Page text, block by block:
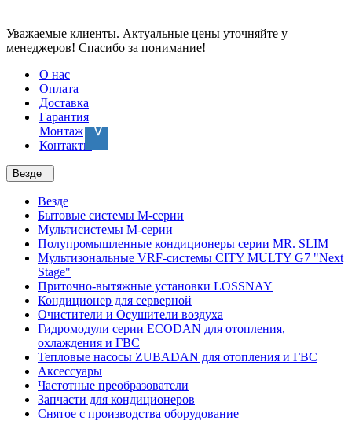
Уважаемые клиенты. Актуальные цены уточняйте у
менеджеров! Спасибо за понимание!
О нас
Оплата
Доставка
Гарантия
Монтаж
Контакты
Везде
Везде
Бытовые системы M-серии
Мультисистемы M-серии
Полупромышленные кондиционеры серии MR. SLIM
Мультизональные VRF-системы CITY MULTY G7 "Next
Stage"
Приточно-вытяжные установки LOSSNAY
Кондиционер для серверной
Очистители и Осушители воздуха
Гидромодули серии ECODAN для отопления,
охлаждения и ГВС
Тепловые насосы ZUBADAN для отопления и ГВС
Аксесcуары
Частотные преобразователи
Запчасти для кондиционеров
Снятое с производства оборудование